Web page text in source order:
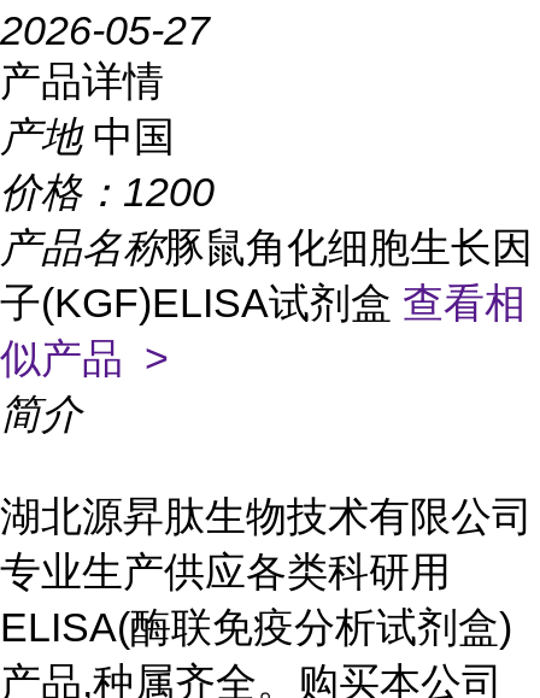
2026-05-27
产品详情
产地 中国
价格： 1200
产品名称豚鼠角化细胞生长因
子(KGF)ELISA试剂盒 查看相
似产品 >
简介
湖北源昇肽生物技术有限公司
专业生产供应各类科研用
ELISA(酶联免疫分析试剂盒)
产品,种属齐全。购买本公司